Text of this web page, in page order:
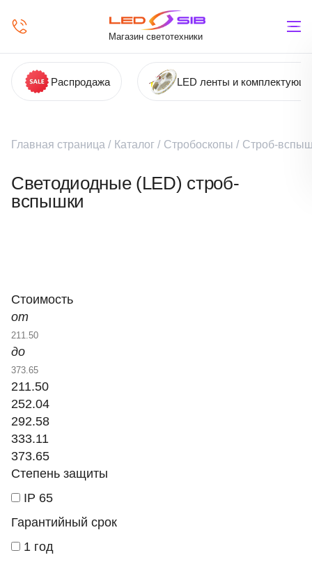
Магазин светотехники
Распродажа LED ленты и
Главная страница / Каталог / Стробоскопы / Строб-
Светодиодные (LED) строб-
вспышки
Стоимость
от
до
211.50
252.04
292.58
333.11
373.65
Степень защиты
IP 65
Гарантийный срок
1 год